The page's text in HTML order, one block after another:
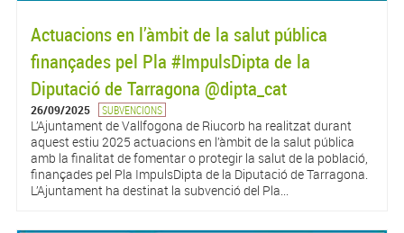
Actuacions en l’àmbit de la salut pública
finançades pel Pla #ImpulsDipta de la
Diputació de Tarragona @dipta_cat
26/09/2025 SUBVENCIONS
L’Ajuntament de Vallfogona de Riucorb ha realitzat durant
aquest estiu 2025 actuacions en l’àmbit de la salut pública
amb la finalitat de fomentar o protegir la salut de la població,
finançades pel Pla ImpulsDipta de la Diputació de Tarragona.
L’Ajuntament ha destinat la subvenció del Pla...